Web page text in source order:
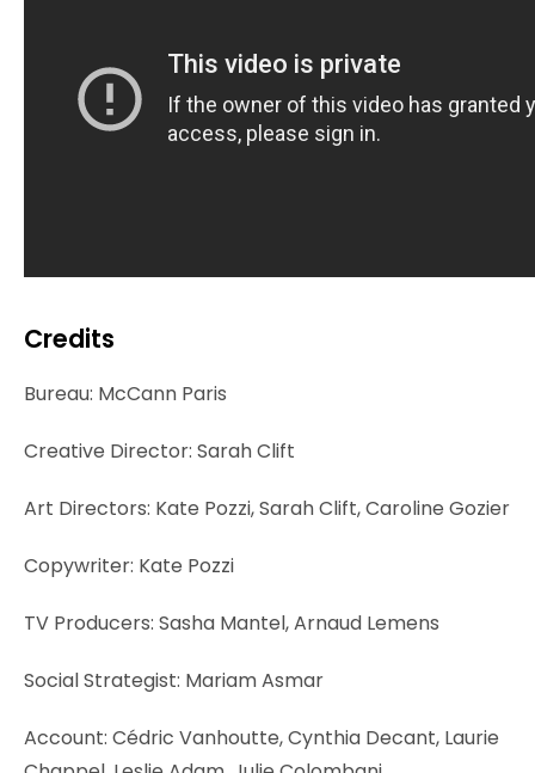
Credits
Bureau: McCann Paris
Creative Director: Sarah Clift
Art Directors: Kate Pozzi, Sarah Clift, Caroline Gozier
Copywriter: Kate Pozzi
TV Producers: Sasha Mantel, Arnaud Lemens
Social Strategist: Mariam Asmar
Account: Cédric Vanhoutte, Cynthia Decant, Laurie